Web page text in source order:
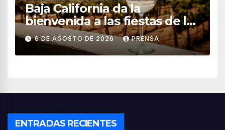
Baja California da la
bienvenida a las fiestas de la
vendimia 2026
6 DE AGOSTO DE 2026 PRENSA
ENTRADAS RECIENTES